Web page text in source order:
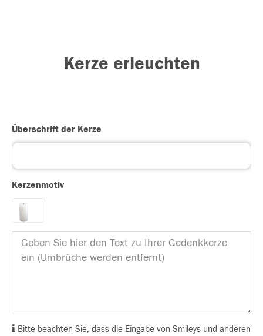
Kerze erleuchten
Überschrift der Kerze
Kerzenmotiv
Bitte beachten Sie, dass die Eingabe von Smileys und anderen